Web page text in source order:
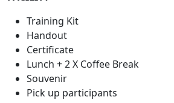
Training Kit
Handout
Certificate
Lunch + 2 X Coffee Break
Souvenir
Pick up participants